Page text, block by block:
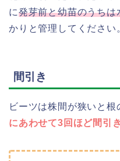
に発芽前と幼苗のうち
かりと管理してください
間引き
ビーツは株間が狭いと根
にあわせて3回ほど間引き